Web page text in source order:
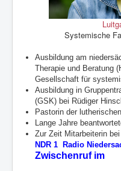
Systemische
Ausbildung am
Therapie und Beratung
Gesellschaft für
Ausbildung in
(GSK) bei Rüdiger
Pastorin der
Lange Jahre
Zur Zeit Mitarbeiterin
NDR 1 Radio
Zwischenruf im